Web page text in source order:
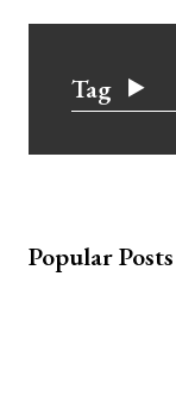
Tag
Popular Posts